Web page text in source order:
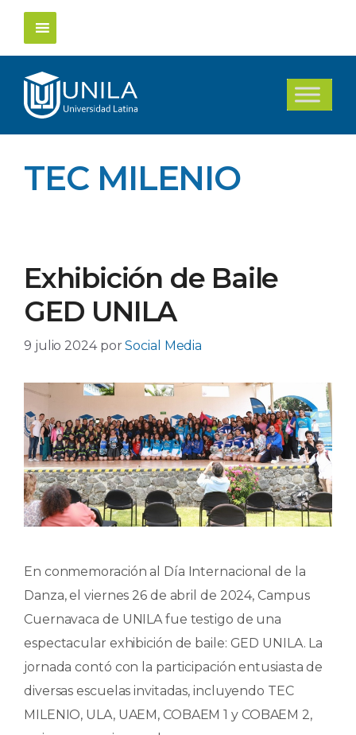
Saltar
contenido
TEC MILENIO
Exhibición de Baile
GED UNILA
9 julio 2024 porSocial Media
En conmemoración al Día Internacional de la
Danza, el viernes 26 de abril de 2024, Campus
Cuernavaca de UNILA fue testigo de una
espectacular exhibición de baile: GED UNILA. La
jornada contó con la participación entusiasta de
diversas escuelas invitadas, incluyendo TEC
MILENIO, ULA, UAEM, COBAEM 1 y COBAEM 2,